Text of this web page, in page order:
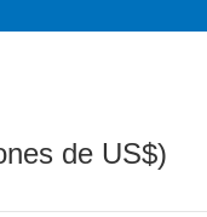
de US$)